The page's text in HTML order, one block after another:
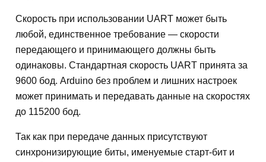
Скорость при использовании UART может быть
любой, единственное требование — скорости
передающего и принимающего должны быть
одинаковы. Стандартная скорость UART принята за
9600 бод. Arduino без проблем и лишних настроек
может принимать и передавать данные на скоростях
до 115200 бод.
Так как при передаче данных присутствуют
синхронизирующие биты, именуемые старт-бит и